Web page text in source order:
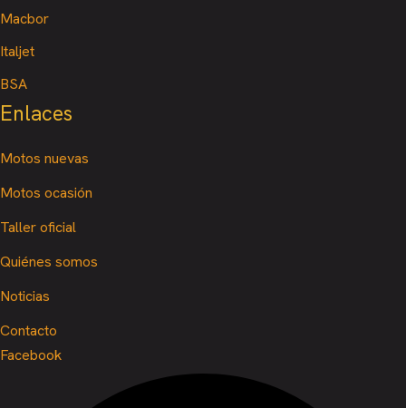
Macbor
Italjet
BSA
Enlaces
Motos nuevas
Motos ocasión
Taller oficial
Quiénes somos
Noticias
Contacto
Facebook